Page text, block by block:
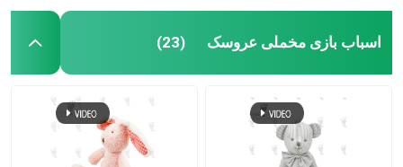
اسباب بازی مخملی عروسک (23)